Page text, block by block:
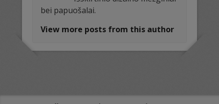
bei papuošalai.
View more posts from this author